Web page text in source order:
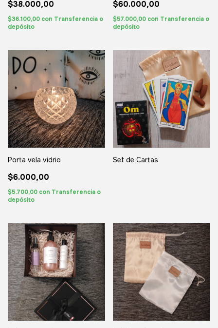
$38.000,00
$36.100,00 con Transferencia o
depósito
$60.000,00
$57.000,00 con Transferencia o
depósito
Porta vela vidrio
$6.000,00
$5.700,00 con Transferencia o
depósito
Set de Cartas